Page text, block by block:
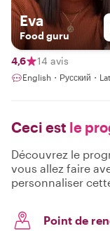
Eva
Food guru
4,6 14 avis
English・Русский・
Ceci est le
Découvrez le
vous allez faire
personnaliser
Point de